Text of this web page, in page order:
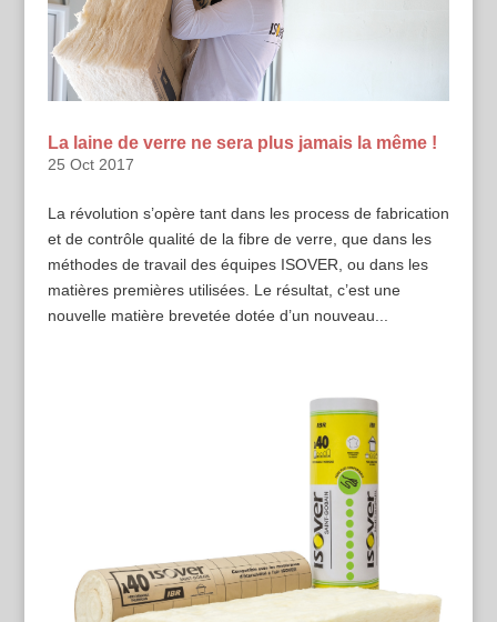
La laine de verre ne sera plus jamais la même !
25 Oct 2017
La révolution s’opère tant dans les process de fabrication
et de contrôle qualité de la fibre de verre, que dans les
méthodes de travail des équipes ISOVER, ou dans les
matières premières utilisées. Le résultat, c’est une
nouvelle matière brevetée dotée d’un nouveau...